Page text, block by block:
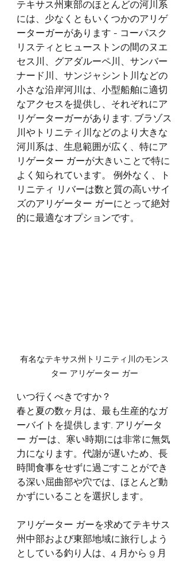
テキサス州東部のほとんどの河川系
には、少なくともいくつかのアリゲ
ーターガーがあります - コーパスク
リスティとヒューストンの間のヌエ
セス川、グアダルーペ川、サンバー
ナード川、サンジャシント川などの
小さな沿岸河川は、小型船舶に適切
なアクセスを提供し、それぞれにア
リゲーターガーがあります. ブラゾス
川やトリニティ川などのより大きな
河川系は、生息範囲が広く、特にア
リゲーター ガーが大きいことで特に
よく知られています。 例外なく、ト
リニティ リバーは数と質の高いサイ
ズのアリゲーター ガーにとって絶対
的に最適なオプションです。
有名なテキサス州トリニティ川のモンス
ター アリゲーター ガー
いつ行くべきですか？
春と夏の数ヶ月は、最も生産的なガ
ーバイトを提供します. アリゲータ
ー ガーは、寒い時期には非常に無気
力になります。代謝が遅いため、長
時間食事をせずに過ごすことができ
る深い屈曲部や穴では、ほとんど動
かずにいることを選択します。
アリゲーター ガーを求めてテキサス
州中部および東部地域に旅行しよう
としている釣り人は、4 月から 9 月